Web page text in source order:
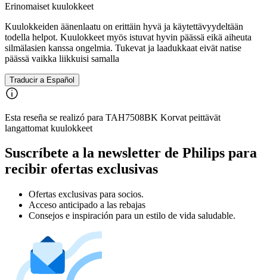
Erinomaiset kuulokkeet
Kuulokkeiden äänenlaatu on erittäin hyvä ja käytettävyydeltään
todella helpot. Kuulokkeet myös istuvat hyvin päässä eikä aiheuta
silmälasien kanssa ongelmia. Tukevat ja laadukkaat eivät natise
päässä vaikka liikkuisi samalla
Traducir a Español
Esta reseña se realizó para TAH7508BK Korvat peittävät
langattomat kuulokkeet
Suscríbete a la newsletter de Philips para
recibir ofertas exclusivas
Ofertas exclusivas para socios.
Acceso anticipado a las rebajas
Consejos e inspiración para un estilo de vida saludable.